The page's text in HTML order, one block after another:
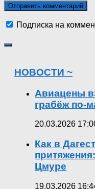
Подписка на
НОВОСТИ ~
Авиацены
грабёж по-
20.03.2026
Как в
Цмуре
19.03.2026